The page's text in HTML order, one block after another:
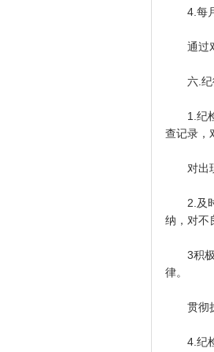
4.每月
通过对
六.纪
1.纪检
查记录，
对出现
2.及时
纳，对不
3积极
律。
贯彻执
4.纪检